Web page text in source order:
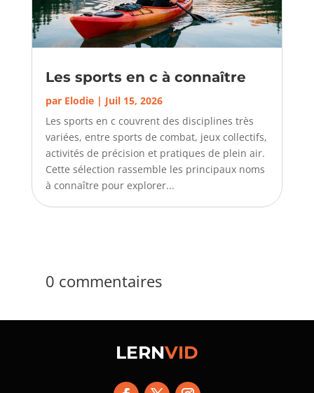
Les sports en c à connaître
par Elodie| Juil 15, 2026
Les sports en c couvrent des disciplines très
variées, entre sports de combat, jeux collectifs,
activités de précision et pratiques de plein air.
Cette sélection rassemble les principaux noms
à connaître pour explorer...
0 commentaires
LERNVID